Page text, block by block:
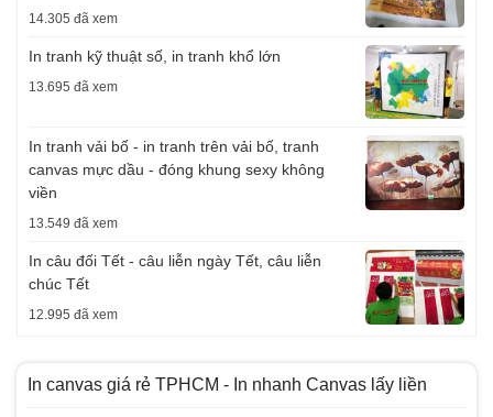
14.305 đã xem
In tranh kỹ thuật số, in tranh khổ lớn
13.695 đã xem
In tranh vải bố - in tranh trên vải bố, tranh
canvas mực dầu - đóng khung sexy không
viền
13.549 đã xem
In câu đối Tết - câu liễn ngày Tết, câu liễn
chúc Tết
12.995 đã xem
In canvas giá rẻ TPHCM - In nhanh Canvas lấy liền